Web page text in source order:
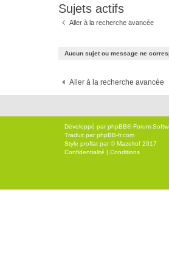
Sujets actifs
Aller à la recherche avancée
Aucun sujet ou message ne
Aller à la recherche avancée
Développé parphpBB® Forum
Traduit parphpBB-fr.com
Style proflat par ©Mazeltof 2017
Confidentialité | Conditions